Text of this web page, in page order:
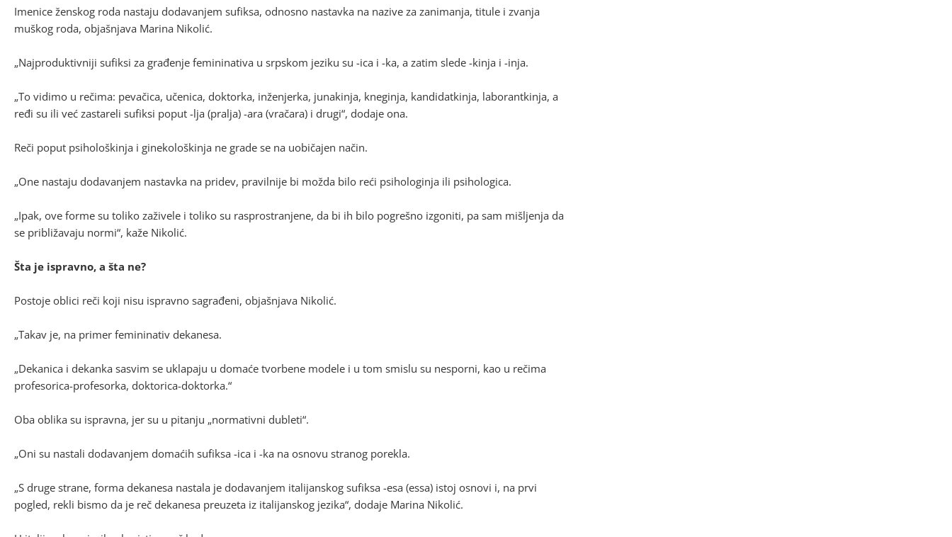
Imenice ženskog roda nastaju dodavanjem sufiksa, odnosno nastavka na nazive za zanimanja, titule i zvanja
muškog roda, objašnjava Marina Nikolić.
„Najproduktivniji sufiksi za građenje femininativa u srpskom jeziku su -ica i -ka, a zatim slede -kinja i -inja.
„To vidimo u rečima: pevačica, učenica, doktorka, inženjerka, junakinja, kneginja, kandidatkinja, laborantkinja, a
ređi su ili već zastareli sufiksi poput -lja (pralja) -ara (vračara) i drugi“, dodaje ona.
Reči poput psihološkinja i ginekološkinja ne grade se na uobičajen način.
„One nastaju dodavanjem nastavka na pridev, pravilnije bi možda bilo reći psihologinja ili psihologica.
„Ipak, ove forme su toliko zaživele i toliko su rasprostranjene, da bi ih bilo pogrešno izgoniti, pa sam mišljenja da
se približavaju normi“, kaže Nikolić.
Šta je ispravno, a šta ne?
Postoje oblici reči koji nisu ispravno sagrađeni, objašnjava Nikolić.
„Takav je, na primer femininativ dekanesa.
„Dekanica i dekanka sasvim se uklapaju u domaće tvorbene modele i u tom smislu su nesporni, kao u rečima
profesorica-profesorka, doktorica-doktorka.“
Oba oblika su ispravna, jer su u pitanju „normativni dubleti“.
„Oni su nastali dodavanjem domaćih sufiksa -ica i -ka na osnovu stranog porekla.
„S druge strane, forma dekanesa nastala je dodavanjem italijanskog sufiksa -esa (essa) istoj osnovi i, na prvi
pogled, rekli bismo da je reč dekanesa preuzeta iz italijanskog jezika“, dodaje Marina Nikolić.